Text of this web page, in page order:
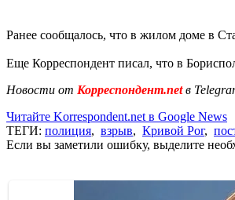
Ранее сообщалось, что в жилом доме в
Еще Корреспондент писал, что в
Новости от Корреспондент.netв
Читайте Korrespondent.net в Google News
ТЕГИ: полиция, взрыв, Кривой Рог,
Если вы заметили ошибку, выделите